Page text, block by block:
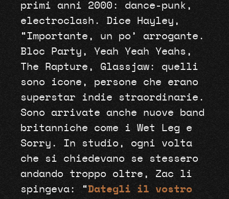
primi anni 2000: dance-punk,
electroclash. Dice Hayley,
“Importante, un po’ arrogante.
Bloc Party, Yeah Yeah Yeahs,
The Rapture, Glassjaw: quelli
sono icone, persone che erano
superstar indie straordinarie.
Sono arrivate anche nuove band
britanniche come i Wet Leg e
Sorry. In studio, ogni volta
che si chiedevano se stessero
andando troppo oltre, Zac li
spingeva: “Dategli il vostro